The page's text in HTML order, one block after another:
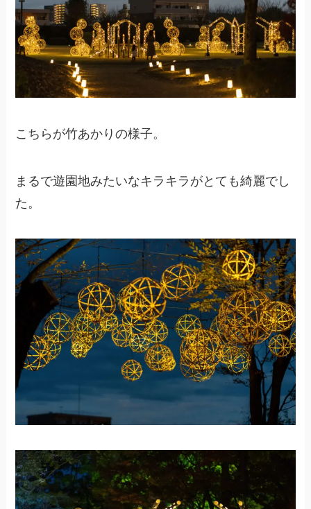
こちらが竹あかりの様子。
まるで遊園地みたいなキラキラがとても綺麗でし
た。